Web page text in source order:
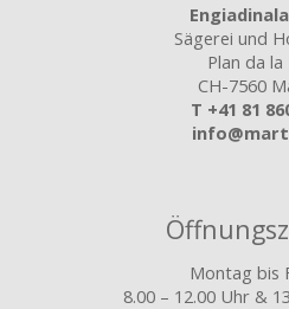
Sägerei und
Plan da la
CH-7560
T +41 81
Montag bis
8.00 – 12.00 Uhr &